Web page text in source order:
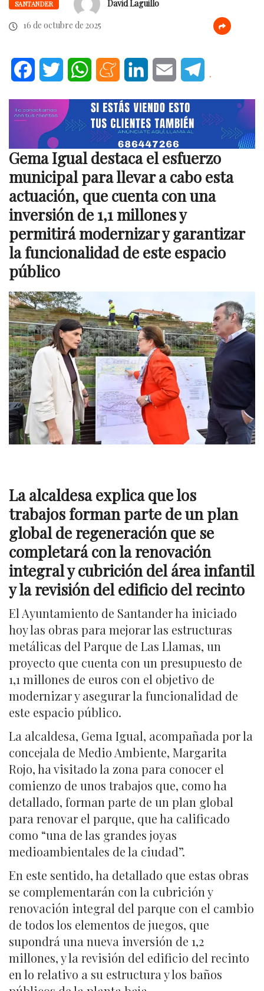
SANTANDER
David Laguillo
16 de octubre de 2025
FacebookTwitter WhatsAppMeneameLinkedInEmail .
Gema Igual destaca el esfuerzo
municipal para llevar a cabo esta
actuación, que cuenta con una
inversión de 1,1 millones y
permitirá modernizar y garantizar
la funcionalidad de este espacio
público
La alcaldesa explica que los
trabajos forman parte de un plan
global de regeneración que se
completará con la renovación
integral y cubrición del área infantil
y la revisión del edificio del recinto
El Ayuntamiento de Santander ha iniciado
hoy las obras para mejorar las estructuras
metálicas del Parque de Las Llamas, un
proyecto que cuenta con un presupuesto de
1,1 millones de euros con el objetivo de
modernizar y asegurar la funcionalidad de
este espacio público.
La alcaldesa, Gema Igual, acompañada por la
concejala de Medio Ambiente, Margarita
Rojo, ha visitado la zona para conocer el
comienzo de unos trabajos que, como ha
detallado, forman parte de un plan global
para renovar el parque, que ha calificado
como “una de las grandes joyas
medioambientales de la ciudad”.
En este sentido, ha detallado que estas obras
se complementarán con la cubrición y
renovación integral del parque con el cambio
de todos los elementos de juegos, que
supondrá una nueva inversión de 1,2
millones, y la revisión del edificio del recinto
en lo relativo a su estructura y los baños